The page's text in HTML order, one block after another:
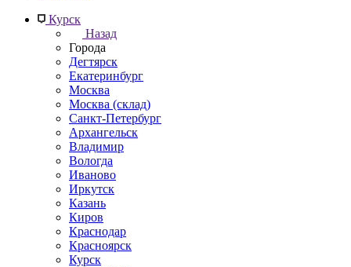
Курск
Назад
Города
Дегтярск
Екатеринбург
Москва
Москва (склад)
Санкт-Петербург
Архангельск
Владимир
Вологда
Иваново
Иркутск
Казань
Киров
Краснодар
Красноярск
Курск